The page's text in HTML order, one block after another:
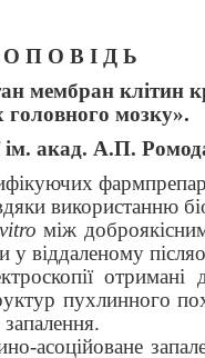
О П О В І Д Ь
мембран клітин
головного мозку».
ім. акад. А.П.
між
віддаленому
пухлинного
асоційоване